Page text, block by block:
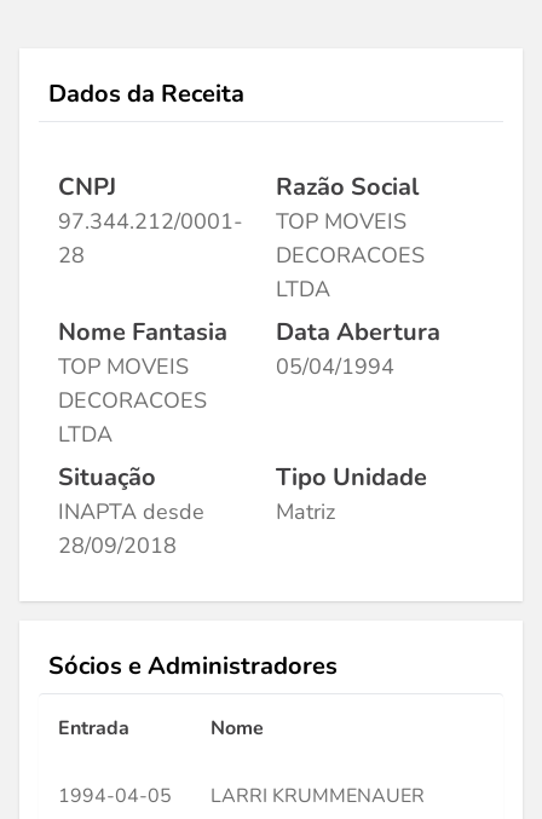
Dados da Receita
CNPJ
97.344.212/0001-
28
Razão Social
TOP MOVEIS
DECORACOES
LTDA
Nome Fantasia
TOP MOVEIS
DECORACOES
LTDA
Data Abertura
05/04/1994
Situação
INAPTA desde
28/09/2018
Tipo Unidade
Matriz
Sócios e Administradores
Entrada Nome
1994-04-05 LARRI KRUMMENAUER